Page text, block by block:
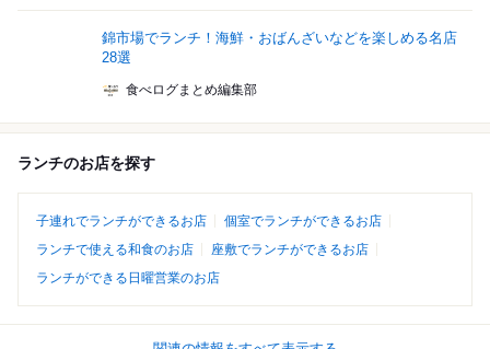
錦市場でランチ！海鮮・おばんざいなどを楽しめる名店
28選
食べログまとめ編集部
ランチのお店を探す
子連れでランチができるお店
個室でランチができるお店
ランチで使える和食のお店
座敷でランチができるお店
ランチができる日曜営業のお店